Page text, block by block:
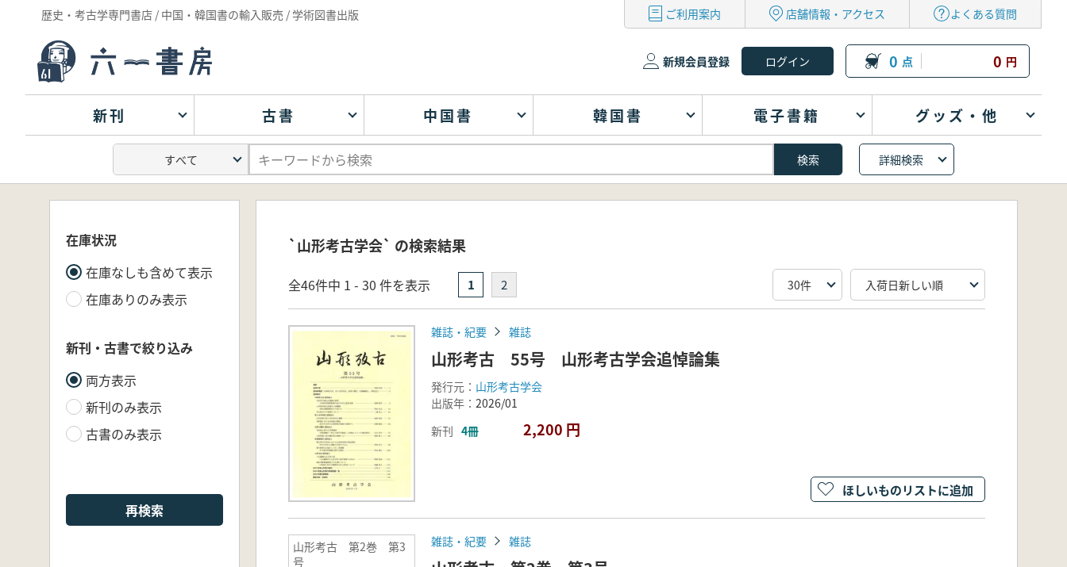
歴史・考古学専門書店 / 中国・韓国書の輸入販売 / 学術図書出版 ご利用案内 店舗情報・アクセス よくある質問
新規会員登録 0 点 0 円
新刊 古書 中国書 韓国書 電子書籍 グッズ・他
詳細検索
在庫状況
在庫なしも含めて表示
在庫ありのみ表示
新刊・古書で絞り込み
両方表示
新刊のみ表示
古書のみ表示
再検索
`山形考古学会` の検索結果
全46件中 1 - 30 件を表示 1 2
雑誌・紀要 雑誌
山形考古 55号 山形考古学会追悼論集
発行元： 山形考古学会
出版年： 2026/01
新刊 4冊 2,200 円
ほしいものリストに追加
山形考古 第2巻 第3
号
雑誌・紀要 雑誌